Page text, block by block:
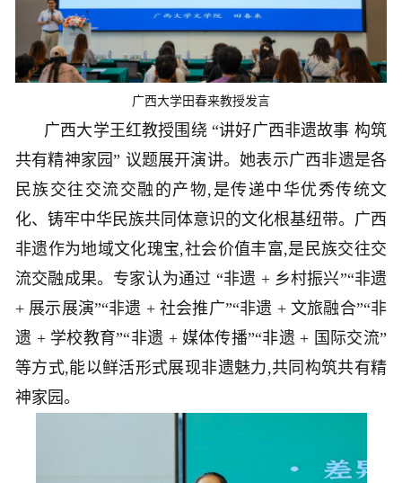
广西大学田春来教授发言
广西大学王红教授围绕 “讲好广西非遗故事 构筑
共有精神家园” 议题展开演讲。她表示广西非遗是各
民族交往交流交融的产物,是传递中华优秀传统文
化、铸牢中华民族共同体意识的文化根基纽带。广西
非遗作为地域文化瑰宝,社会价值丰富,是民族交往交
流交融成果。专家认为通过 “非遗 + 乡村振兴”“非遗
+ 展示展演”“非遗 + 社会推广”“非遗 + 文旅融合”“非
遗 + 学校教育”“非遗 + 媒体传播”“非遗 + 国际交流”
等方式,能以鲜活形式展现非遗魅力,共同构筑共有精
神家园。